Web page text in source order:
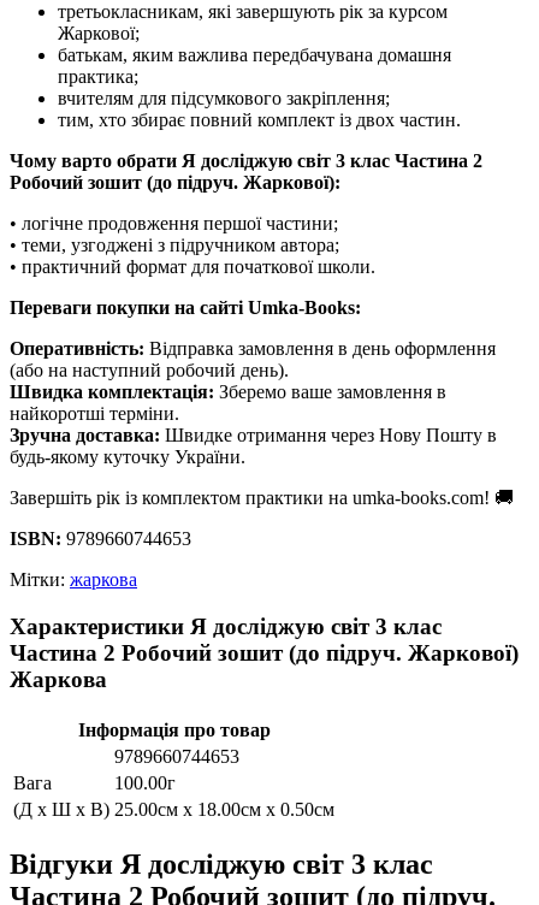
третьокласникам, які завершують рік за курсом
Жаркової;
батькам, яким важлива передбачувана домашня
практика;
вчителям для підсумкового закріплення;
тим, хто збирає повний комплект із двох частин.
Чому варто обрати Я досліджую світ 3 клас Частина 2
Робочий зошит (до підруч. Жаркової):
• логічне продовження першої частини;
• теми, узгоджені з підручником автора;
• практичний формат для початкової школи.
Переваги покупки на сайті Umka-Books:
Оперативність: Відправка замовлення в день оформлення
(або на наступний робочий день).
Швидка комплектація: Зберемо ваше замовлення в
найкоротші терміни.
Зручна доставка: Швидке отримання через Нову Пошту в
будь-якому куточку України.
Завершіть рік із комплектом практики на umka-books.com! 🚚
ISBN: 9789660744653
Мітки: жаркова
Характеристики Я досліджую світ 3 клас
Частина 2 Робочий зошит (до підруч. Жаркової)
Жаркова
Інформація про товар
9789660744653
Вага
100.00г
(Д x Ш x В) 25.00см x 18.00см x 0.50см
Відгуки Я досліджую світ 3 клас
Частина 2 Робочий зошит (до підруч.